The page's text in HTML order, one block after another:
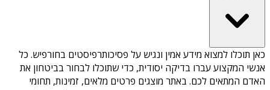
כאן תוכלו למצוא מידע אמין ונגיש על פסיכותרפיסטים בחורפיש. כל
אנשי המקצוע עברו בדיקה יסודית, כדי שתוכלו לבחור בביטחון את
האדם המתאים לכם. באתר מוצגים פרטים מלאים, זמינות, תחומי